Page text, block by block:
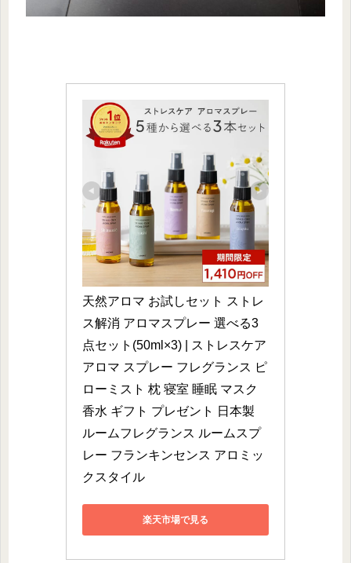
天然アロマ お試しセット ストレ
ス解消 アロマスプレー 選べる3
点セット(50ml×3) | ストレスケア
アロマ スプレー フレグランス ピ
ローミスト 枕 寝室 睡眠 マスク
香水 ギフト プレゼント 日本製
ルームフレグランス ルームスプ
レー フランキンセンス アロミッ
クスタイル
楽天市場で見る